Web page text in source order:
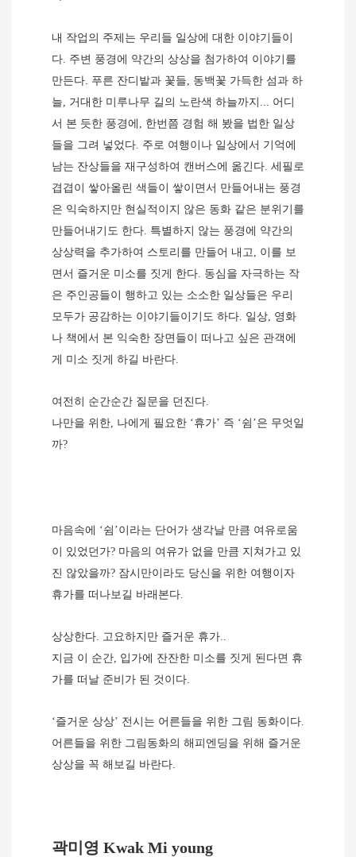
내 작업의 주제는 우리들 일상에 대한 이야기들이
다 주변 풍경에 약간의 상상을 첨가하여 이야기를
만든다 푸른 잔디밭과 꽃들
동백꽃 가득한 섬과 하
늘
거대한 미루나무 길의 노란색 하늘까지
어디
서 본 듯한 풍경에
한번쯤 경험 해 봤을 법한 일상
들을 그려 넣었다 주로 여행이나 일상에서 기억에
남는 잔상들을 재구성하여 캔버스에 옮긴다 세필로
겹겹이 쌓아올린 색들이 쌓이면서 만들어내는 풍경
은 익숙하지만 현실적이지 않은 동화 같은 분위기를
만들어내기도 한다 특별하지 않는 풍경에 약간의
상상력을 추가하여 스토리를 만들어 내고
이를 보
면서 즐거운 미소를 짓게 한다 동심을 자극하는 작
은 주인공들이 행하고 있는 소소한 일상들은 우리
모두가 공감하는 이야기들이기도 하다 일상 영화
나 책에서 본 익숙한 장면들이 떠나고 싶은 관객에
게 미소 짓게 하길 바란다
여전히 순간순간 질문을 던진다
나만을 위한 나에게 필요한 ‘휴가’ 즉 ‘쉼 ’은 무엇일
까?
마음속에 ‘쉼 ’이라는 단어가 생각날 만큼 여유로움
이 있었던가? 마음의 여유가 없을 만큼 지쳐가고 있
진 않았을까? 잠시만이라도 당신을 위한 여행이자
휴가를 떠나보길 바래본다
상상한다 고요하지만 즐거운 휴가
지금 이 순간 입가에 잔잔한 미소를 짓게 된다면 휴
가를 떠날 준비가 된 것이다
‘즐거운 상상’ 전시는 어른들을 위한 그림 동화이다
어른들을 위한 그림동화의 해피엔딩을 위해 즐거운
상상을 꼭 해보길 바란다
곽미영 Kwak Mi young